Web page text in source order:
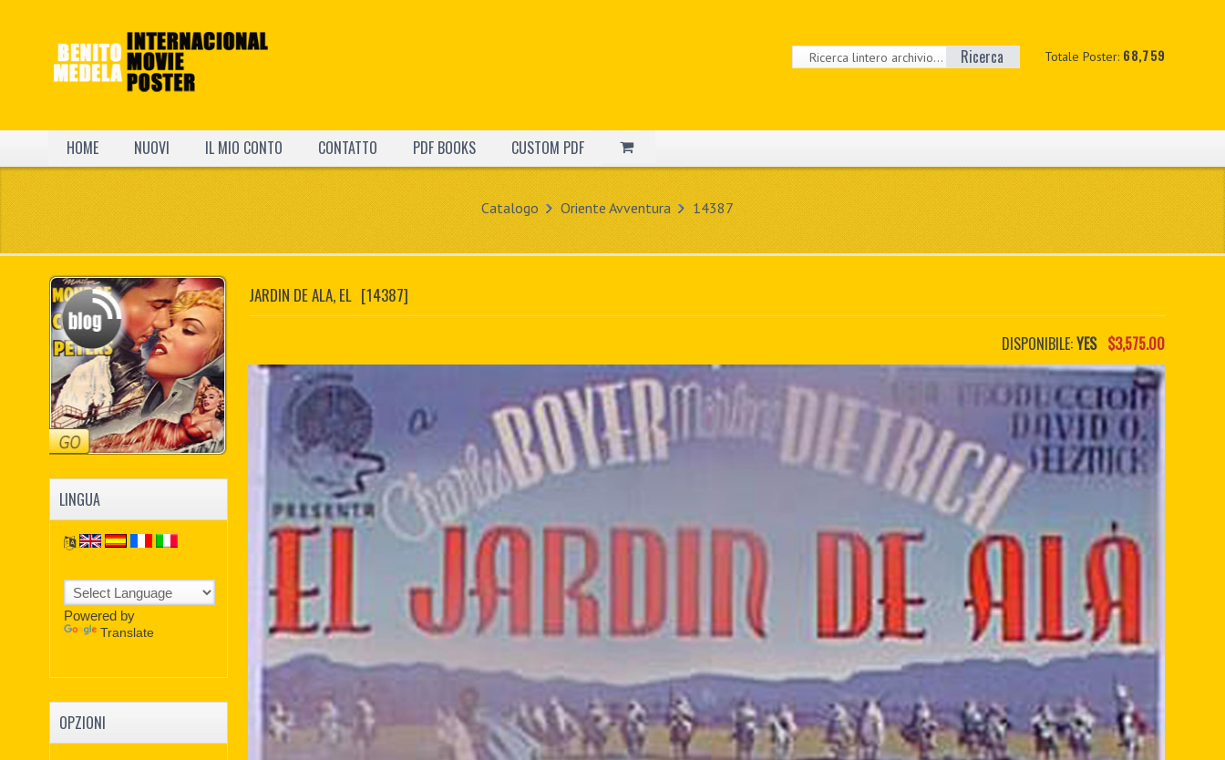
Totale Poster: 68,759
Ricerca
HOME NUOVI IL MIO CONTO CONTATTO PDF BOOKS CUSTOM PDF
Catalogo Oriente Avventura 14387
JARDIN DE ALA, EL [14387]
DISPONIBILE:YES $3,575.00
LINGUA
Powered by
Translate
OPZIONI